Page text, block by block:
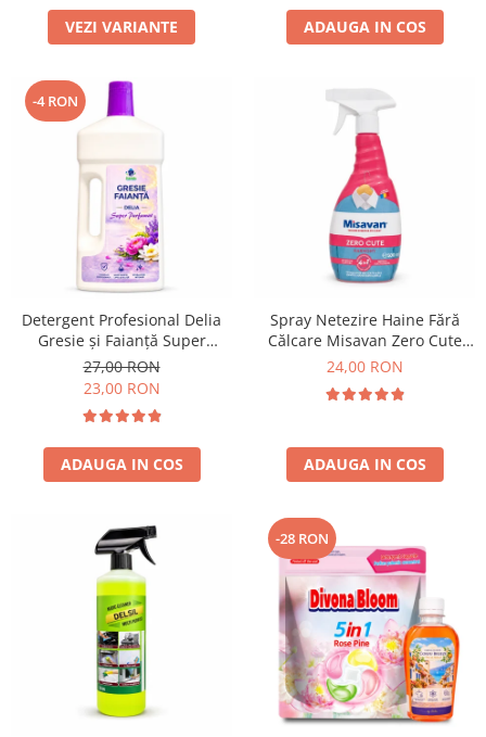
VEZI VARIANTE ADAUGA IN COS
-4 RON
Detergent Profesional Delia
Gresie și Faianță Super
Parfumat 1L
27,00 RON
23,00 RON
ADAUGA IN COS
Spray Netezire Haine Fără
Călcare Misavan Zero Cute
Harmony Parfum Discret 500
24,00 RON
ADAUGA IN COS
-28 RON